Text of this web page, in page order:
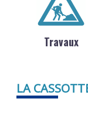
Travaux
LA